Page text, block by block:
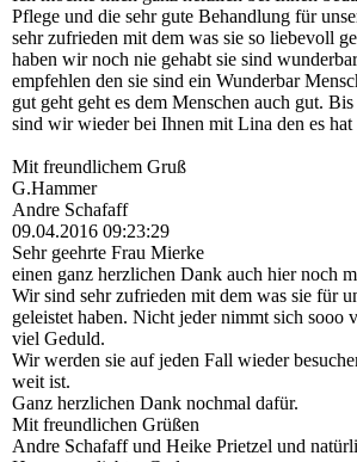
Pflege und die sehr gute Behandlung für
sehr zufrieden mit dem was sie so liebevoll
haben wir noch nie gehabt sie sind
empfehlen den sie sind ein Wunderbar
gut geht geht es dem Menschen auch gut.
sind wir wieder bei Ihnen mit Lina den es hat
Mit freundlichem Gruß
G.Hammer
Andre Schafaff
09.04.2016 09:23:29
Sehr geehrte Frau Mierke
einen ganz herzlichen Dank auch hier noch
Wir sind sehr zufrieden mit dem was sie für
geleistet haben. Nicht jeder nimmt sich sooo
viel Geduld.
Wir werden sie auf jeden Fall wieder
weit ist.
Ganz herzlichen Dank nochmal dafür.
Mit freundlichen Grüßen
Andre Schafaff und Heike Prietzel und